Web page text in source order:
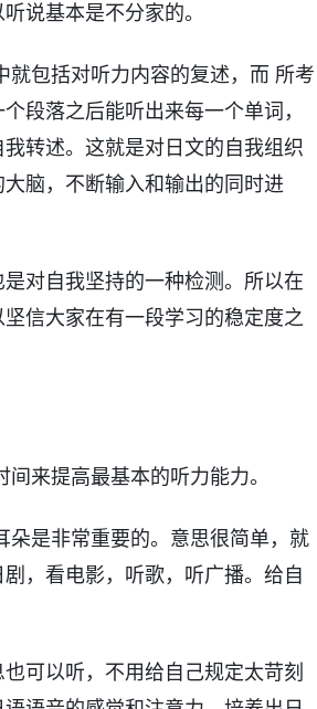
说基本是不分家的。
包括对听力内容的复述，而 所考
段落之后能听出来每一个单词，
转述。这就是对日文的自我组织
脑，不断输入和输出的同时进
对自我坚持的一种检测。所以在
信大家在有一段学习的稳定度之
来提高最基本的听力能力。
朵是非常重要的。意思很简单，就
，看电影，听歌，听广播。给自
可以听，不用给自己规定太苛刻